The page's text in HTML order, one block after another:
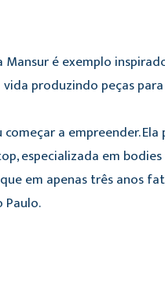
é exemplo
produzindo peças
a empreender.
especializada em
em apenas três anos
Paulo.